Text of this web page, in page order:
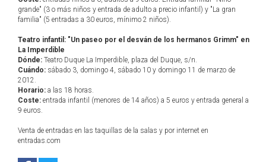
grande" (3 o más niños y entrada de adulto a precio infantil) y "La gran
familia" (5 entradas a 30 euros, mínimo 2 niños).
Teatro infantil: "Un paseo por el desván de los hermanos Grimm" en
La Imperdible
Dónde: Teatro Duque La Imperdible, plaza del Duque, s/n.
Cuándo: sábado 3, domingo 4, sábado 10 y domingo 11 de marzo de
2012.
Horario: a las 18 horas.
Coste: entrada infantil (menores de 14 años) a 5 euros y entrada general a
9 euros.
Venta de entradas en las taquillas de la salas y por internet en
entradas.com